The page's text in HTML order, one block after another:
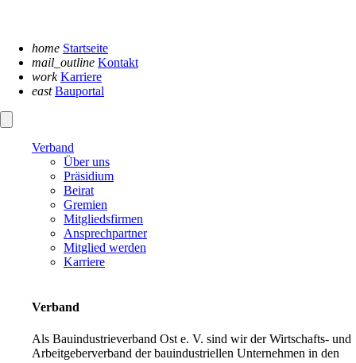
home Startseite
mail_outline Kontakt
work Karriere
east Bauportal
Verband
Über uns
Präsidium
Beirat
Gremien
Mitgliedsfirmen
Ansprechpartner
Mitglied werden
Karriere
Verband
Als Bauindustrieverband Ost e. V. sind wir der Wirtschafts- und
Arbeitgeberverband der bauindustriellen Unternehmen in den